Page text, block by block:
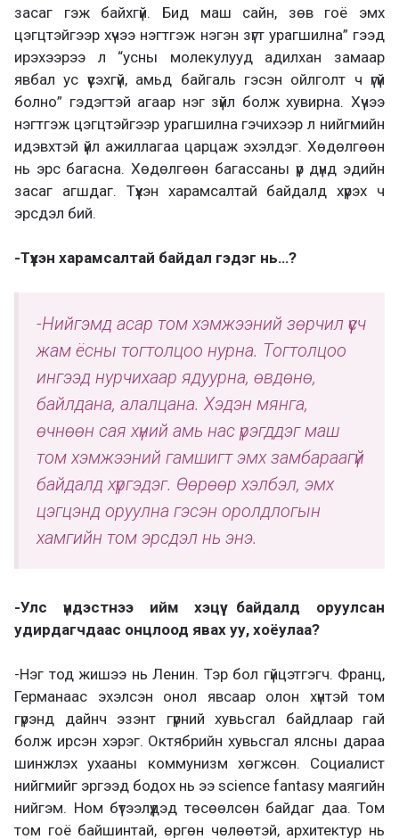
засаг гэж байхгүй. Бид маш сайн, зөв гоё эмх
цэгцтэйгээр хүчээ нэгтгэж нэгэн зүгт урагшилна” гээд
ирэхээрээ л “усны молекулууд адилхан замаар
явбал ус үүсэхгүй, амьд байгаль гэсэн ойлголт ч үгүй
болно” гэдэгтэй агаар нэг зүйл болж хувирна. Хүчээ
нэгтгэж цэгцтэйгээр урагшилна гэчихээр л нийгмийн
идэвхтэй үйл ажиллагаа царцаж эхэлдэг. Хөдөлгөөн
нь эрс багасна. Хөдөлгөөн багассаны үр дүнд эдийн
засаг агшдаг. Түүхэн харамсалтай байдалд хүрэх ч
эрсдэл бий.
-Түүхэн харамсалтай байдал гэдэг нь…?
-Нийгэмд асар том хэмжээний зөрчил үүсч
жам ёсны тогтолцоо нурна. Тогтолцоо
ингээд нурчихаар ядуурна, өвдөнө,
байлдана, алалцана. Хэдэн мянга,
өчнөөн сая хүний амь нас үрэгддэг маш
том хэмжээний гамшигт эмх замбараагүй
байдалд хүргэдэг. Өөрөөр хэлбэл, эмх
цэгцэнд оруулна гэсэн оролдлогын
хамгийн том эрсдэл нь энэ.
-Улс үндэстнээ ийм хэцүү байдалд оруулсан
удирдагчдаас онцлоод явах уу, хоёулаа?
-Нэг тод жишээ нь Ленин. Тэр бол гүйцэтгэгч. Франц,
Германаас эхэлсэн онол явсаар олон хүнтэй том
гүрэнд дайнч эзэнт гүрний хувьсгал байдлаар гай
болж ирсэн хэрэг. Октябрийн хувьсгал ялсны дараа
шинжлэх ухааны коммунизм хөгжсөн. Социалист
нийгмийг эргээд бодох нь ээ science fantasy маягийн
нийгэм. Ном бүтээлүүдэд төсөөлсөн байдаг даа. Том
том гоё байшинтай, өргөн чөлөөтэй, архитектур нь